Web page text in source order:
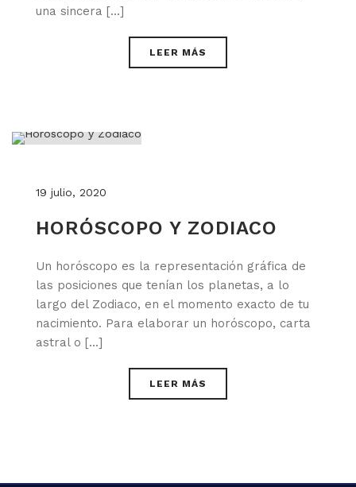
una sincera [...]
LEER MÁS
19 julio, 2020
HORÓSCOPO Y ZODIACO
Un horóscopo es la representación gráfica de
las posiciones que tenían los planetas, a lo
largo del Zodiaco, en el momento exacto de tu
nacimiento. Para elaborar un horóscopo, carta
astral o [...]
LEER MÁS